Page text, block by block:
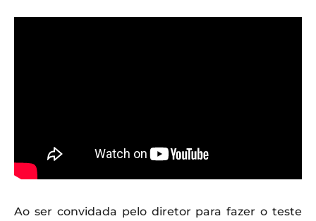
Ao ser convidada pelo diretor para fazer o teste